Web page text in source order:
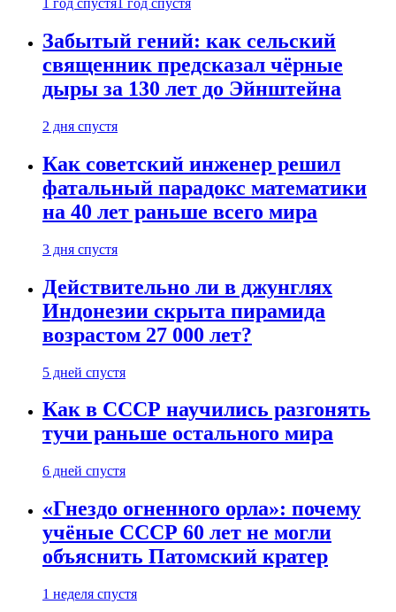
1 год спустя 1 год спустя
Забытый гений: как сельский
священник предсказал чёрные
дыры за 130 лет до Эйнштейна
2 дня спустя
Как советский инженер решил
фатальный парадокс математики
на 40 лет раньше всего мира
3 дня спустя
Действительно ли в джунглях
Индонезии скрыта пирамида
возрастом 27 000 лет?
5 дней спустя
Как в СССР научились разгонять
тучи раньше остального мира
6 дней спустя
«Гнездо огненного орла»: почему
учёные СССР 60 лет не могли
объяснить Патомский кратер
1 неделя спустя